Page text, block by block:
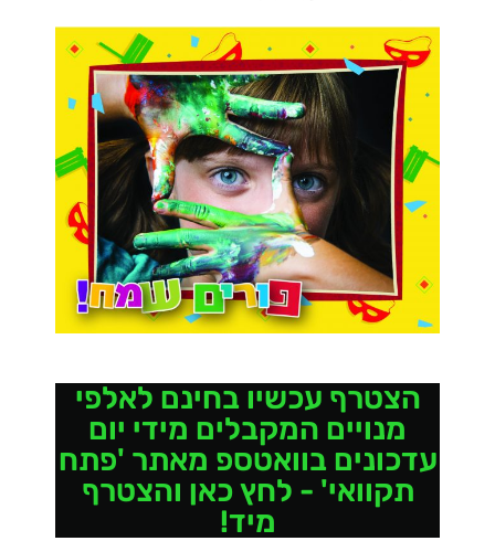
הצטרף עכשיו בחינם לאלפי
מנויים המקבלים מידי יום
עדכונים בוואטספ מאתר 'פתח
תקוואי' - לחץ כאן והצטרף
מיד!